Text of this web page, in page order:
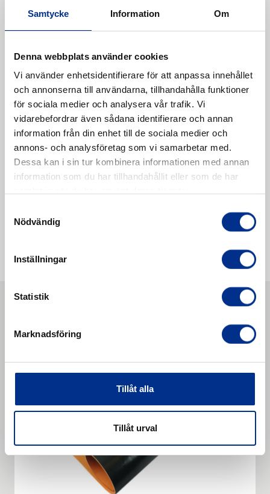
Samtycke Information Om
Denna webbplats använder cookies
Vi använder enhetsidentifierare för att anpassa innehållet
och annonserna till användarna, tillhandahålla funktioner
för sociala medier och analysera vår trafik. Vi
vidarebefordrar även sådana identifierare och annan
information från din enhet till de sociala medier och
annons- och analysföretag som vi samarbetar med.
Dessa kan i sin tur kombinera informationen med annan
information som du har tillhandahållit eller som de har
Nödvändig
Inställningar
Statistik
Marknadsföring
Tillåt alla
Tillåt urval
särskilt inom områden där materialet måste vara
Bilindustrin:NBR-gummianvänds ofta för
packningar , O-ringar tätningar
i bilar, där
materialet måste stå emot både smörjmedel och
oljor, samt temperaturvariationer.
Industriella Applikationer: NBR-gummi används
packningar och tätningar
för industrimaskiner
och utrustning som utsätts för kemikalier,
smörjmedel och andra vätskor, och där långvarig
hållbarhet och säkerhet är viktiga faktorer.
livsmedelsbearbetning, där dess motståndskraft
mot fett och oljor gör det till ett bra val för